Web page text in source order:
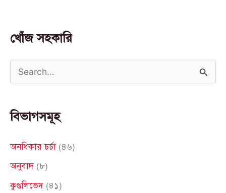
খোঁজ সহকারি
a
c
বিভাগসমূহ
অনধিকার চর্চা (৪৬)
অনুবাদ(৮)
কুণ্ডলিভেদ(৪১)